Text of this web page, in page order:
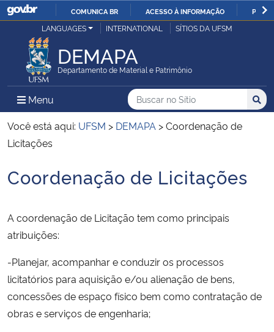
IR
O
COMUNICA BR ACESSO À INFORMAÇÃO
Ministério da Justiça e Segurança Pública
Ministério da Defesa
Ministério das Relações Exteriores
Ministério da Infraestrutura
Ministério da Agricultura, Pecuária e Abastecimento
Ministério da Cidadania
Ministério da Saúde
LANGUAGES INTERNATIONAL SÍTIOS DA UFSM
DEMAPA
Departamento de Material e Patrimônio
Menu Menu Principal do Sítio
Busca
Buscar no no Sítio
Busca:
Você está aqui: UFSM > DEMAPA >Coordenação de
Licitações
Início do conteúdo
Coordenação de Licitações
A coordenação de Licitação tem como principais
atribuições:
-Planejar, acompanhar e conduzir os processos
licitatórios para aquisição e/ou alienação de bens,
concessões de espaço físico bem como contratação de
obras e serviços de engenharia;